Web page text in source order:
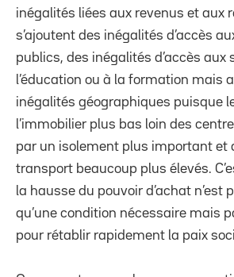
inégalités liées aux revenus et aux
s’ajoutent des inégalités d’accès
publics, des inégalités d’accès aux
l’éducation ou à la formation mais
inégalités géographiques puisque
l’immobilier plus bas loin des
par un isolement plus important et
transport beaucoup plus élevés.
la hausse du pouvoir d’achat n’est
qu’une condition nécessaire mais
pour rétablir rapidement la paix